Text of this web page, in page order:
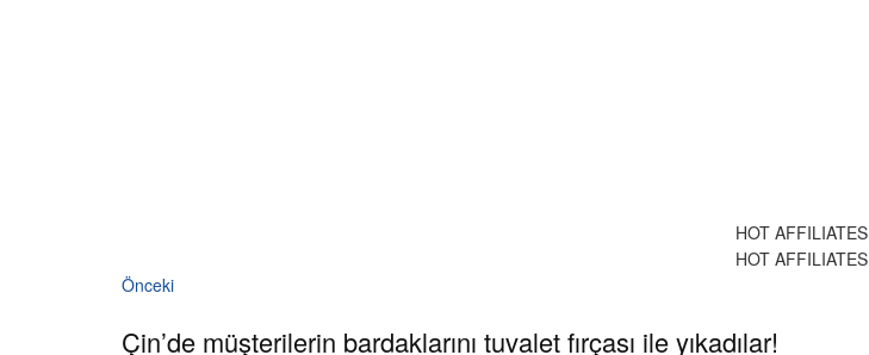
HOT AFFILIATES
HOT AFFILIATES
Önceki
Çin’de müşterilerin bardaklarını tuvalet fırçası ile yıkadılar!